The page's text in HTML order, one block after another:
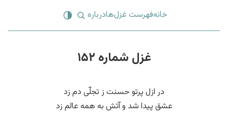
خانهفهرست غزل‌هادرباره
غزل شماره ۱۵۲
در ازل پرتو حسنت ز تجلّی دم زد
عشق پیدا شد و آتش به همه عالم زد